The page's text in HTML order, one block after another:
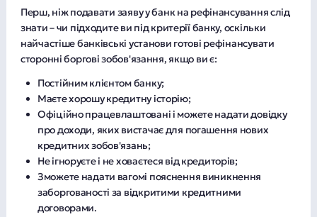
Перш, ніж подавати заяву у банк на рефінансування слід
знати – чи підходите ви під критерії банку, оскільки
найчастіше банківські установи готові рефінансувати
сторонні боргові зобов'язання, якщо ви є:
Постійним клієнтом банку;
Маєте хорошу кредитну історію;
Офіційно працевлаштовані і можете надати довідку
про доходи, яких вистачає для погашення нових
кредитних зобов'язань;
Не ігноруєте і не ховаєтеся від кредиторів;
Зможете надати вагомі пояснення виникнення
заборгованості за відкритими кредитними
договорами.